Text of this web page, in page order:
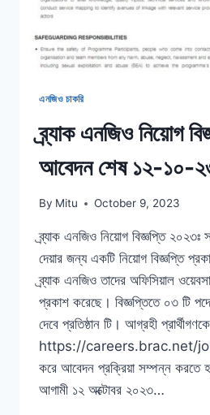
এনজিও চাকরি
ব্র্যাক এনজিও নিয়োগ
আবেদন শেষ ১২-১০-
By Mitu October 9, 2023
ব্র্যাক এনজিও নিয়োগ বিজ্ঞপ্তি
দেয়ার জন্য একটি নিয়োগ বিজ্ঞপ্তি
ব্র্যাক এনজিও তাদের অফিসিয়াল
প্রকাশ করেছে। বিজ্ঞপ্তিতে ০৩ টি
দেবে প্রতিষ্ঠান টি। আগ্রহী
https://careers.brac.net/jobs
করে আবেদন প্রক্রিয়া সম্পন্ন করতে
আগামী ১২ অক্টোবর ২০২৩…